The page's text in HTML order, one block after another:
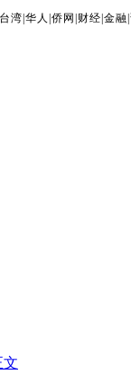
台湾 |华人 |侨网 财经 |金融 |
文